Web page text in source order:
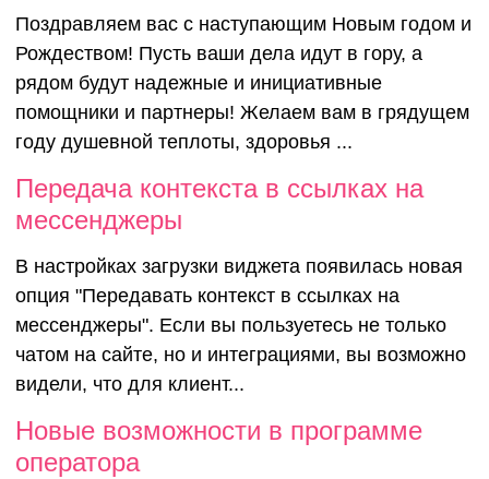
Поздравляем вас с наступающим Новым годом и
Рождеством! Пусть ваши дела идут в гору, а
рядом будут надежные и инициативные
помощники и партнеры! Желаем вам в грядущем
году душевной теплоты, здоровья ...
Передача контекста в ссылках на
мессенджеры
В настройках загрузки виджета появилась новая
опция "Передавать контекст в ссылках на
мессенджеры". Если вы пользуетесь не только
чатом на сайте, но и интеграциями, вы возможно
видели, что для клиент...
Новые возможности в программе
оператора